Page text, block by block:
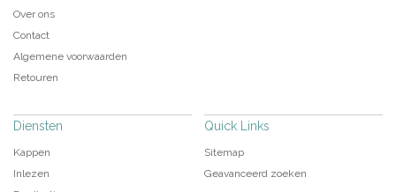
Over ons
Contact
Algemene voorwaarden
Retouren
Diensten
Kappen
Inlezen
Quick Links
Sitemap
Geavanceerd zoeken